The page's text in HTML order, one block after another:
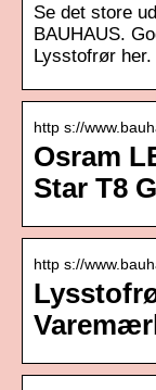
Se det store
BAUHAUS.
Lysstofrør her.
http s://
Osram
Star T8
http s://